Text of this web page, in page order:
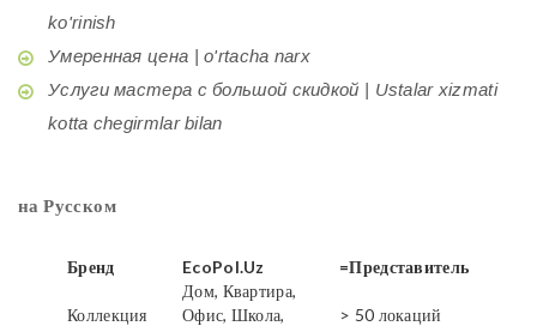
ko'rinish
Умеренная цена | o'rtacha narx
Услуги мастера с большой скидкой | Ustalar xizmati
kotta chegirmlar bilan
на Русском
Бренд EcoPol.Uz =Представитель
Коллекция
Дом, Квартира,
Офис, Школа,
> 50 локаций